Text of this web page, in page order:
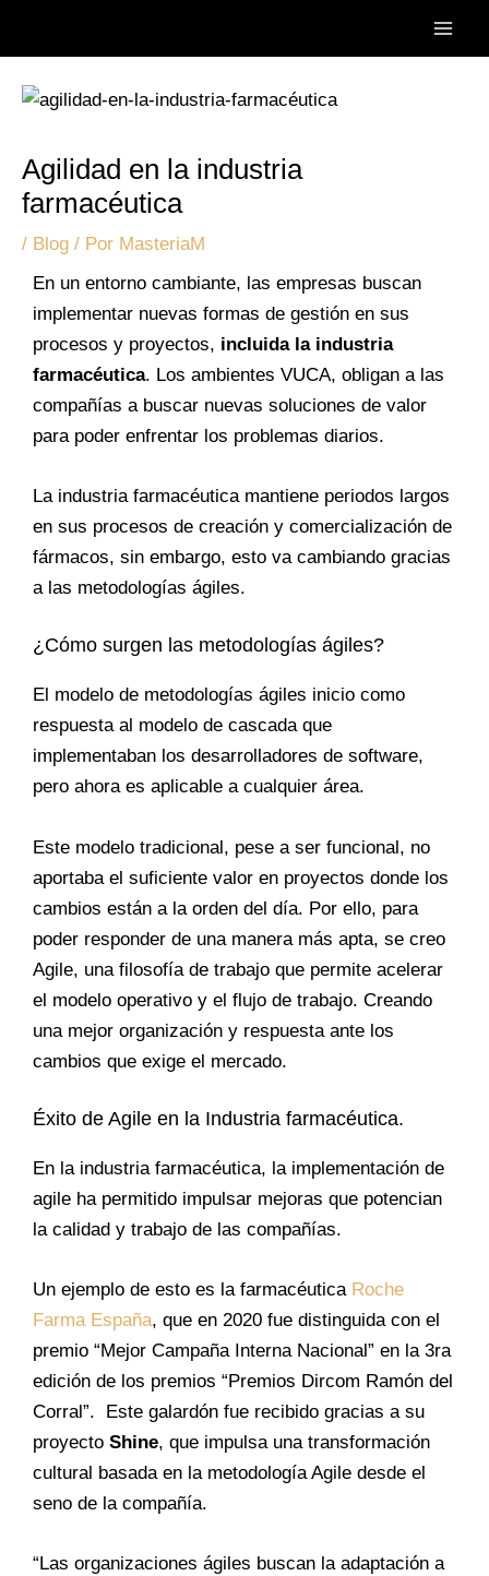
Main
Agilidad en la industria
farmacéutica
/ Blog / Por MasteriaM
En un entorno cambiante, las empresas buscan
implementar nuevas formas de gestión en sus
procesos y proyectos, incluida la industria
farmacéutica. Los ambientes VUCA, obligan a las
compañías a buscar nuevas soluciones de valor
para poder enfrentar los problemas diarios.
La industria farmacéutica mantiene periodos largos
en sus procesos de creación y comercialización de
fármacos, sin embargo, esto va cambiando gracias
a las metodologías ágiles.
¿Cómo surgen las metodologías ágiles?
El modelo de metodologías ágiles inicio como
respuesta al modelo de cascada que
implementaban los desarrolladores de software,
pero ahora es aplicable a cualquier área.
Este modelo tradicional, pese a ser funcional, no
aportaba el suficiente valor en proyectos donde los
cambios están a la orden del día. Por ello, para
poder responder de una manera más apta, se creo
Agile, una filosofía de trabajo que permite acelerar
el modelo operativo y el flujo de trabajo. Creando
una mejor organización y respuesta ante los
cambios que exige el mercado.
Éxito de Agile en la Industria farmacéutica.
En la industria farmacéutica, la implementación de
agile ha permitido impulsar mejoras que potencian
la calidad y trabajo de las compañías.
Un ejemplo de esto es la farmacéutica Roche
Farma España, que en 2020 fue distinguida con el
premio “Mejor Campaña Interna Nacional” en la 3ra
edición de los premios “Premios Dircom Ramón del
Corral”. Este galardón fue recibido gracias a su
proyecto Shine, que impulsa una transformación
cultural basada en la metodología Agile desde el
seno de la compañía.
“Las organizaciones ágiles buscan la adaptación a